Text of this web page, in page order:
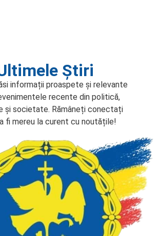
Știri
informații proaspete și relevante
recente din politică,
și societate. Rămâneți conectați
fi mereu la curent cu noutățile!